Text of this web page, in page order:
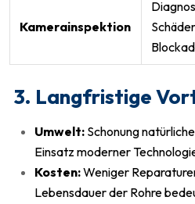
Kamerainspektion
3. Langfristige
Umwelt: Schonung
Einsatz moderner
Kosten:Weniger
Lebensdauer der Rohre